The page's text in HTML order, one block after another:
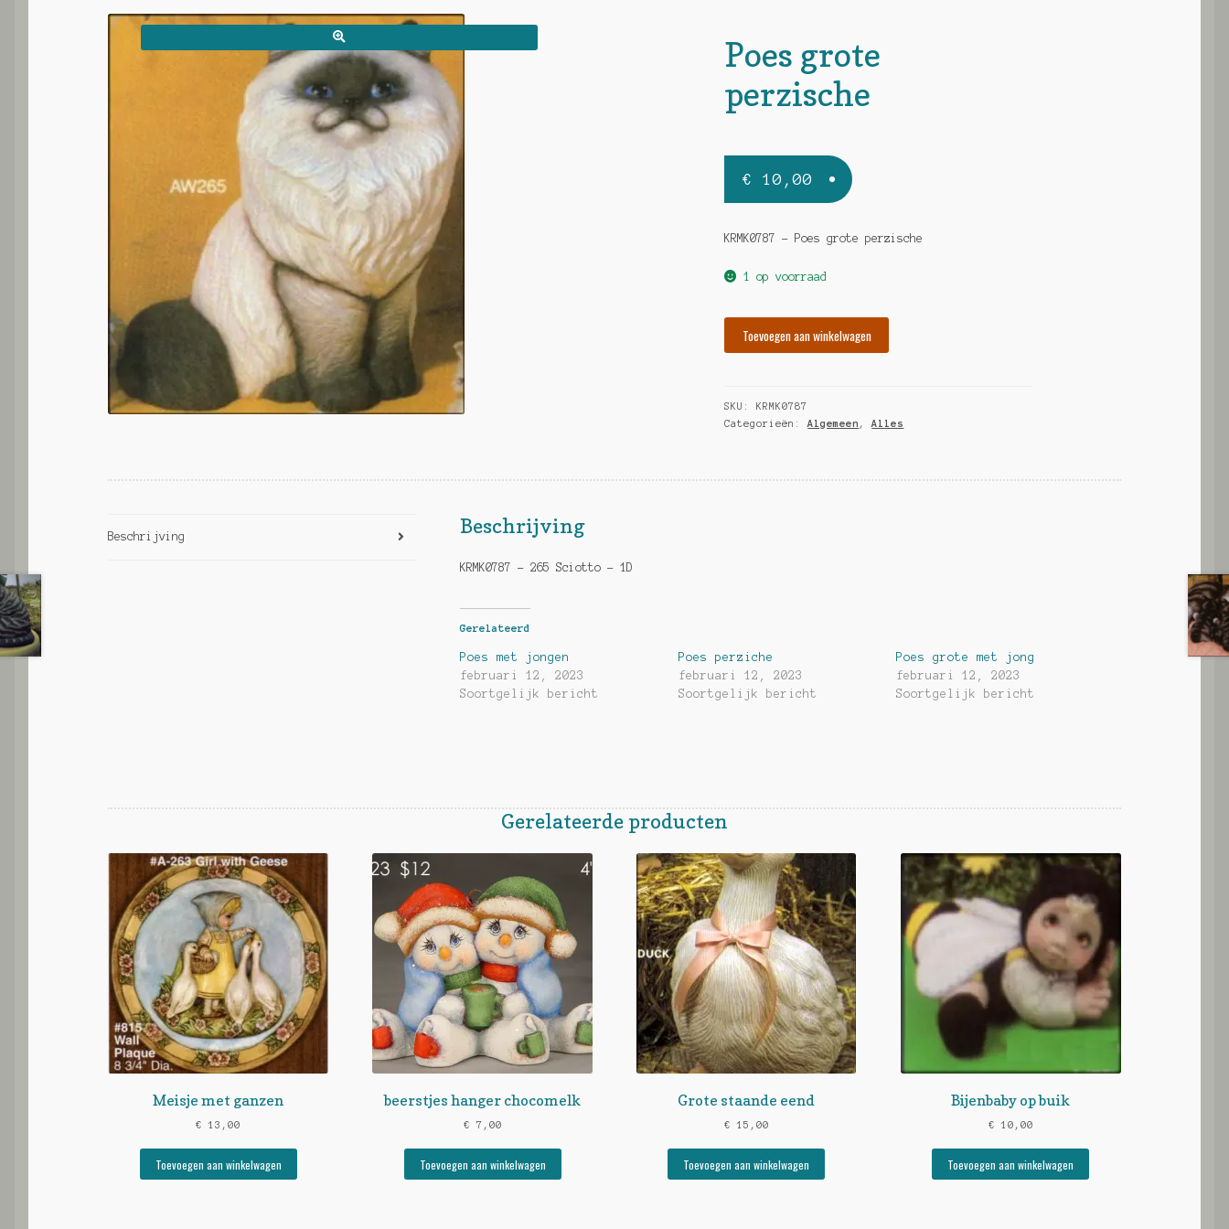
Poes grote
perzische
€ 10,00
KRMK0787 – Poes grote perzische
1 op voorraad
Toevoegen aan winkelwagen
SKU:KRMK0787
Categorieën:Algemeen ,Alles
Beschrijving Beschrijving
KRMK0787 – 265 Sciotto – 1D
Gerelateerd
Poes met jongen
februari 12, 2023
Soortgelijk bericht
Poes perziche
februari 12, 2023
Soortgelijk bericht
Poes grote met jong
februari 12, 2023
Soortgelijk bericht
Gerelateerde producten
Meisje met ganzen
€ 13,00
Toevoegen aan winkelwagen
beerstjes hanger chocomelk
€ 7,00
Toevoegen aan winkelwagen
Grote staande eend
€ 15,00
Toevoegen aan winkelwagen
Bijenbaby op buik
€ 10,00
Toevoegen aan winkelwagen